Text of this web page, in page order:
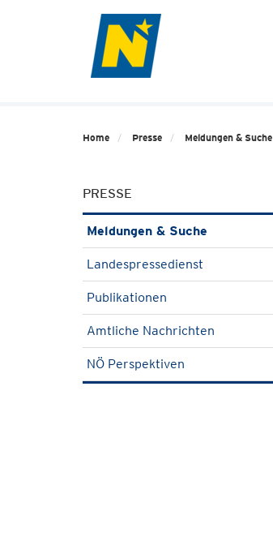
Home Presse Meldungen & Suche
PRESSE
Meldungen & Suche
Landespressedienst
Publikationen
Amtliche Nachrichten
NÖ Perspektiven